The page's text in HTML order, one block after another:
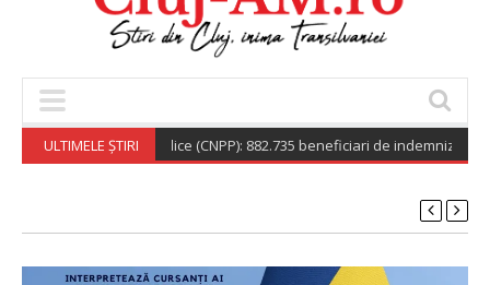
ULTIMELE ȘTIRI
de Pensii Publice (CNPP): 882.735 beneficiari de indemnizație